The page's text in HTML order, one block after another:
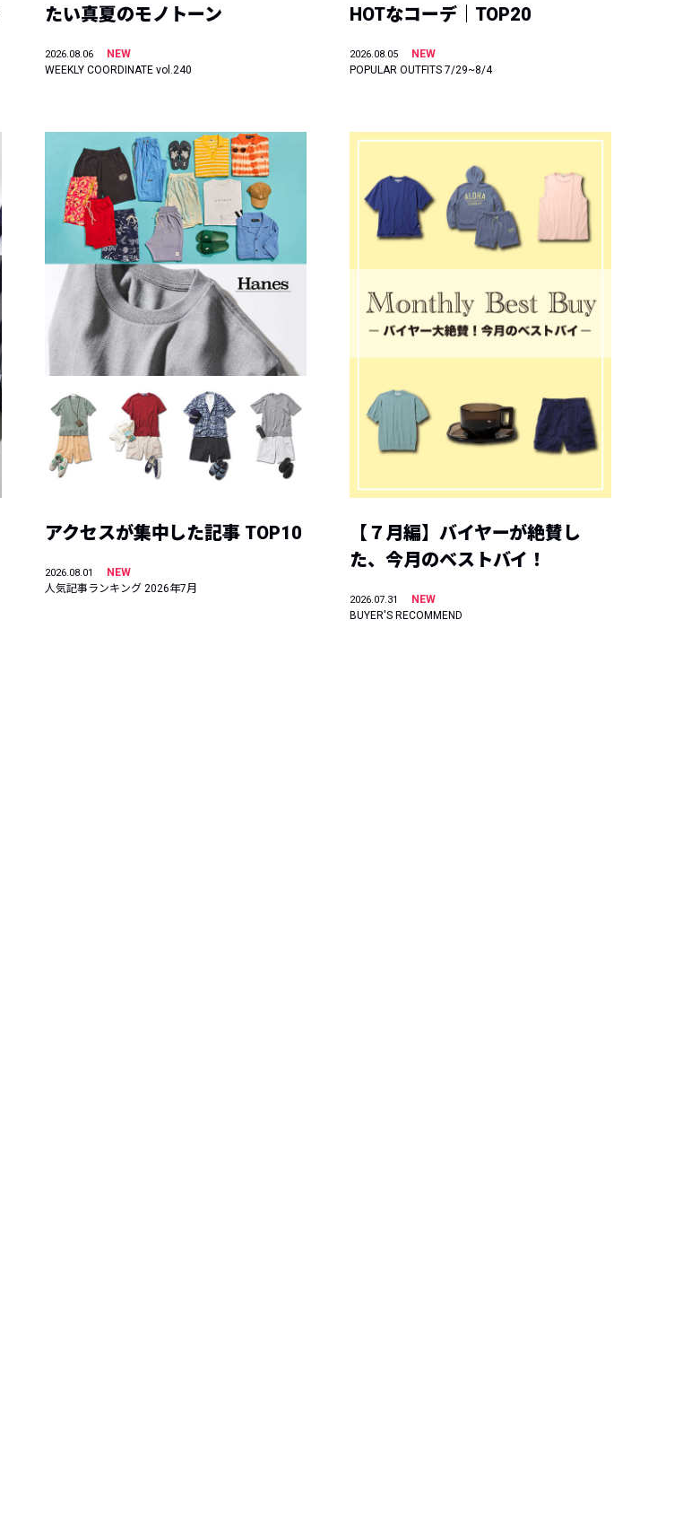
たい真夏のモノトーン
2026.08.06
NEW
WEEKLY COORDINATE vol.240
HOTなコーデ｜TOP20
2026.08.05
NEW
POPULAR OUTFITS 7/29~8/4
アクセスが集中した記事 TOP10
2026.08.01
NEW
人気記事ランキング 2026年7月
【７月編】バイヤーが絶賛し
た、今月のベストバイ！
2026.07.31
NEW
BUYER'S RECOMMEND